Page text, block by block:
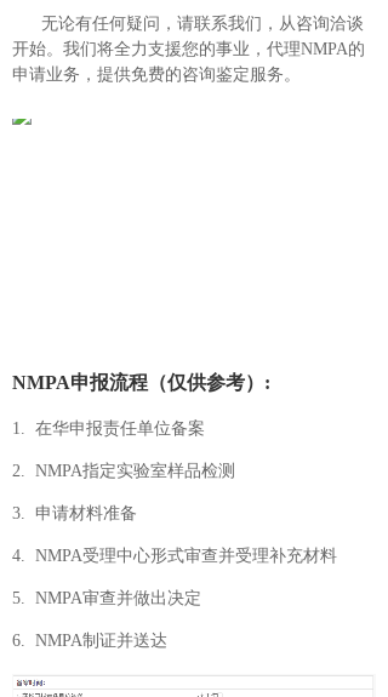
无论有任何疑问，请联系我们，从咨询洽谈
开始。我们将全力支援您的事业，代理NMPA的
申请业务，提供免费的咨询鉴定服务。
1. 在华申报责任单位备案
2. NMPA指定实验室样品检测
3. 申请材料准备
4. NMPA受理中心形式审查并受理补充材料
5. NMPA审查并做出决定
6. NMPA制证并送达
NMPA申报流程（仅供参考）: